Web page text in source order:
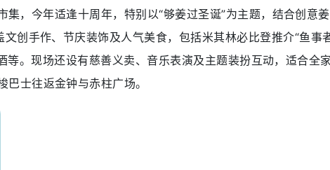
，今年适逢十周年，特别以“够姜过圣诞”为主题，结合创意
创手作、节庆装饰及人气美食，包括米其林必比登推介“鱼事者
。现场还设有慈善义卖、音乐表演及主题装扮互动，适合全
巴士往返金钟与赤柱广场。